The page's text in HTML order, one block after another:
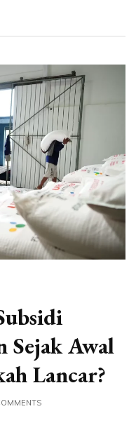
Sejak Awal
Lancar?